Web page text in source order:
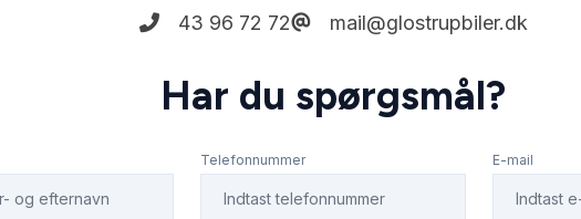
43 96 72 72 mail@glostrupbiler.dk
Har du spørgsmål?
Telefonnummer E-mail